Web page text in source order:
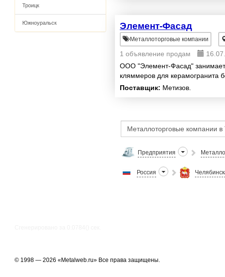
Троицк
Южноуральск Элемент-Фасад
Металлоторговые компании
1 объявление продам
ООО "Элемент-Фасад"
кляммеров для керамогранита
Поставщик: Метизов.
Предприятия
Россия
© 1998 — 2026 «Metalweb.ru» Все права защищены.